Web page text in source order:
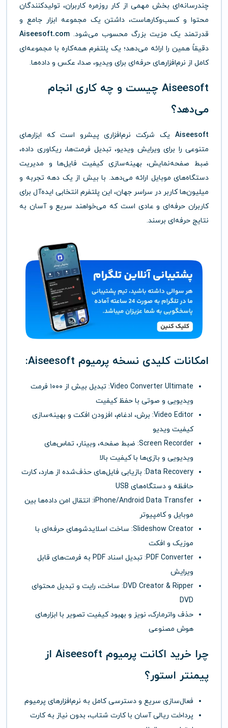
چندرسانه‌ای بخش مهمی از کار روزمره کاربران، تولیدکنندگان
محتوا و کسب‌وکارهاست، داشتن یک مجموعه ابزار جامع و
قدرتمند یک مزیت بزرگ محسوب می‌شود.
Aiseesoft.com
دقیقاً همین را ارائه می‌دهد؛ یک پلتفرم همه‌کاره با مجموعه‌ای
کامل از نرم‌افزارهای حرفه‌ای برای ویدیو، صدا، عکس و داده‌ها.
Aiseesoft چیست و چه کاری انجام
می‌دهد؟
Aiseesoft یک شرکت نرم‌افزاری پیشرو است که ابزارهای
متنوعی را برای ویرایش ویدیو، تبدیل فرمت‌ها، ریکاوری داده،
ضبط صفحه‌نمایش، بهینه‌سازی کیفیت فایل‌ها و مدیریت
دستگاه‌های موبایل ارائه می‌دهد. با بیش از یک دهه تجربه و
میلیون‌ها کاربر در سراسر جهان، این پلتفرم انتخابی ایده‌آل برای
کاربران حرفه‌ای و عادی است که می‌خواهند سریع و آسان به
نتایج حرفه‌ای برسند.
امکانات کلیدی نسخه پرمیوم Aiseesoft:
Video Converter Ultimate: تبدیل بیش از ۱۰۰۰ فرمت
ویدیویی و صوتی با حفظ کیفیت
Video Editor: برش، ادغام، افزودن افکت و بهینه‌سازی
کیفیت ویدیو
Screen Recorder: ضبط صفحه، وبینار، تماس‌های
ویدیویی و بازی‌ها با کیفیت بالا
Data Recovery: بازیابی فایل‌های حذف‌شده از هارد، کارت
حافظه و دستگاه‌های USB
iPhone/Android Data Transfer: انتقال امن داده‌ها بین
موبایل و کامپیوتر
Slideshow Creator: ساخت اسلایدشوهای حرفه‌ای با
موزیک و افکت
PDF Converter: تبدیل اسناد PDF به فرمت‌های قابل
ویرایش
DVD Creator & Ripper: ساخت، رایت و تبدیل محتوای
DVD
حذف واترمارک، نویز و بهبود کیفیت تصویر با ابزارهای
هوش مصنوعی
چرا خرید اکانت پرمیوم Aiseesoft از
پیمنتر استور؟
فعال‌سازی سریع و دسترسی کامل به نرم‌افزارهای پرمیوم
پرداخت ریالی آسان با کارت شتاب، بدون نیاز به کارت